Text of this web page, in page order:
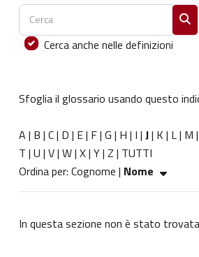
Cerca
Cerca anche nelle definizioni
Sfoglia il glossario usando questo
A | B | C| D | E| F| G | H | I | J| K | L| M |
T | U | V| W| X| Y| Z | TUTTI
Ordinato per Nome crescente
Ordina per: Cognome | Nome
In questa sezione non è stato